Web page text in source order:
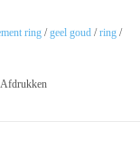
ring /geel goud /ring /
Afdrukken